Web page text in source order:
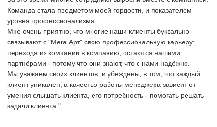
Команда стала предметом моей гордости, и показателем
уровня профессионализма.
Мне очень приятно, что многие наши клиенты буквально
связывают с "Мега Арт" свою профессиональную карьеру:
переходя из компании в компанию, остаются нашими
партнёрами - потому что они знают, что с нами надёжно.
Мы уважаем своих клиентов, и убеждены, в том, что каждый
клиент уникален, а качество работы менеджера зависит от
умения слышать клиента, его потребность - помогать решать
задачи клиента."